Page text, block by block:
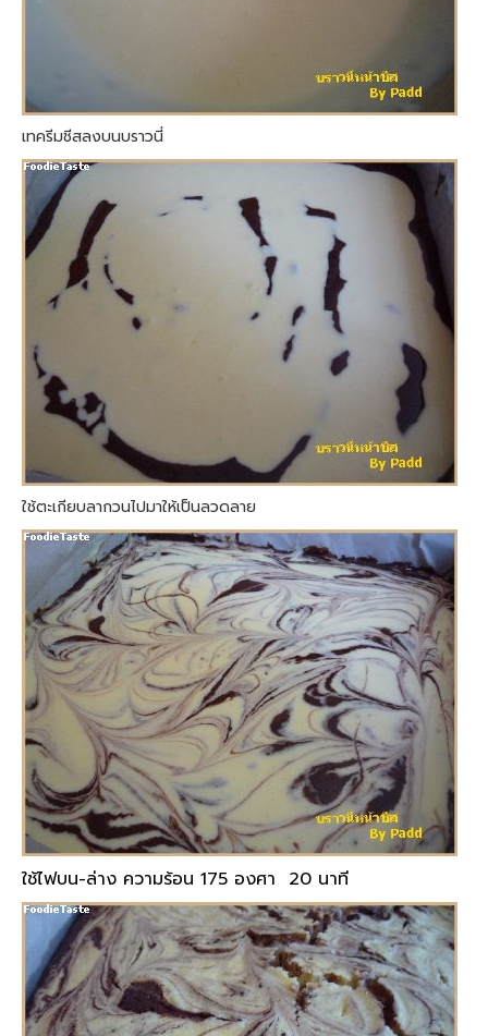
เทครีมชีสลงบนบราวนี่
ใช้ตะเกียบลากวนไปมาให้เป็นลวดลาย
ใช้ไฟบน-ล่าง ความร้อน 175 องศา 20 นาที